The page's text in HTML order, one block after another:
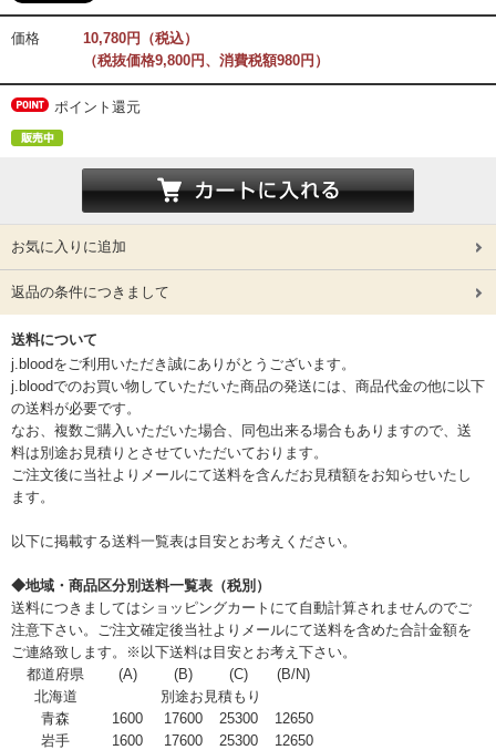
価格
10,780円（税込）
（税抜価格9,800円、消費税額980円）
ポイント還元
お気に入りに追加
返品の条件につきまして
送料について
j.bloodをご利用いただき誠にありがとうございます。
j.bloodでのお買い物していただいた商品の発送には、商品代金の他に以下
の送料が必要です。
なお、複数ご購入いただいた場合、同包出来る場合もありますので、送
料は別途お見積りとさせていただいております。
ご注文後に当社よりメールにて送料を含んだお見積額をお知らせいたし
ます。
以下に掲載する送料一覧表は目安とお考えください。
◆地域・商品区分別送料一覧表（税別）
送料につきましてはショッピングカートにて自動計算されませんのでご
注意下さい。ご注文確定後当社よりメールにて送料を含めた合計金額を
ご連絡致します。※以下送料は目安とお考え下さい。
都道府県
(A) (B) (C)
(B/N)
北海道
別途お見積もり
青森
1600 17600 25300
12650
岩手
1600 17600 25300
12650